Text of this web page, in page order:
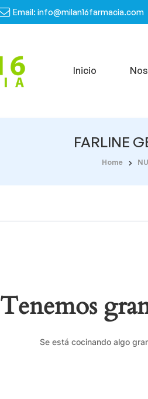
Email: info@milan16farmacia.com
Inicio
FARLINE
Home
Tenemos
Se está cocinando algo